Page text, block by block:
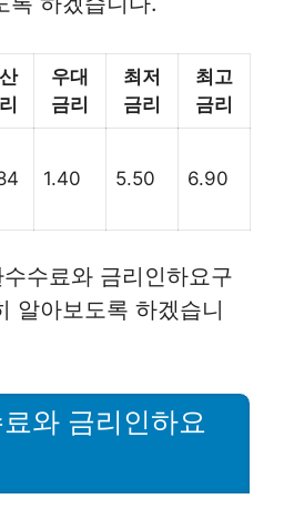
우대
금리
최저
금리
최고
금리
1.40 5.50 6.90
수료와 금리인하요구
알아보도록 하겠습니
와 금리인하요